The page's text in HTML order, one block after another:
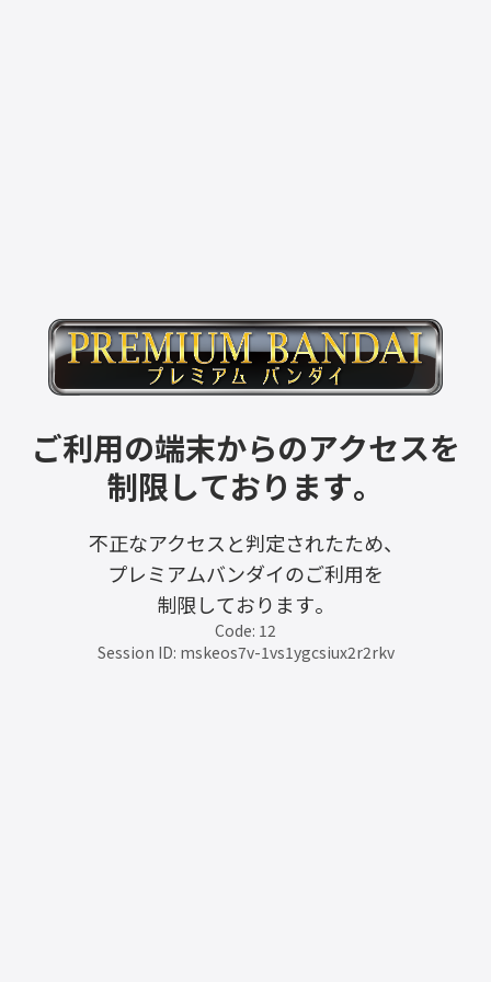
ご利用の端末からのアクセスを
制限しております。
不正なアクセスと判定されたため、
プレミアムバンダイのご利用を
制限しております。
Code: 12
Session ID: mskeos7v-1vs1ygcsiux2r2rkv